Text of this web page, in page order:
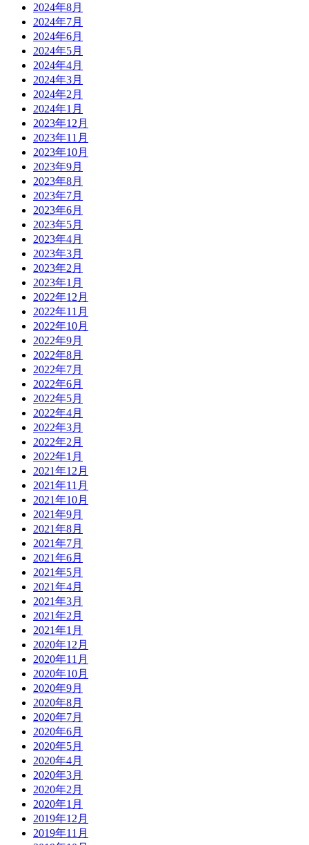
2024年8月
2024年7月
2024年6月
2024年5月
2024年4月
2024年3月
2024年2月
2024年1月
2023年12月
2023年11月
2023年10月
2023年9月
2023年8月
2023年7月
2023年6月
2023年5月
2023年4月
2023年3月
2023年2月
2023年1月
2022年12月
2022年11月
2022年10月
2022年9月
2022年8月
2022年7月
2022年6月
2022年5月
2022年4月
2022年3月
2022年2月
2022年1月
2021年12月
2021年11月
2021年10月
2021年9月
2021年8月
2021年7月
2021年6月
2021年5月
2021年4月
2021年3月
2021年2月
2021年1月
2020年12月
2020年11月
2020年10月
2020年9月
2020年8月
2020年7月
2020年6月
2020年5月
2020年4月
2020年3月
2020年2月
2020年1月
2019年12月
2019年11月